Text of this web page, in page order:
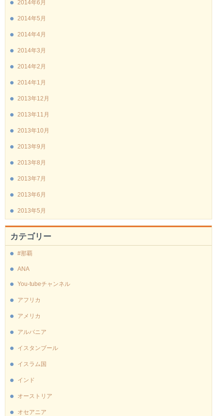
2014年6月
2014年5月
2014年4月
2014年3月
2014年2月
2014年1月
2013年12月
2013年11月
2013年10月
2013年9月
2013年8月
2013年7月
2013年6月
2013年5月
カテゴリー
#那覇
ANA
You-tubeチャンネル
アフリカ
アメリカ
アルバニア
イスタンブール
イスラム国
インド
オーストリア
オセアニア